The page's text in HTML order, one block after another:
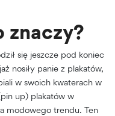
znaczy?
się jeszcze pod koniec
nosiły panie z plakatów,
w swoich kwaterach w
up) plakatów w
modowego trendu. Ten